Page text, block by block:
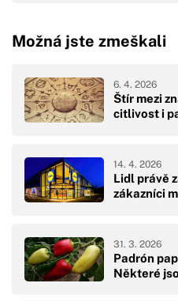
Možná jste zmeškali
Štír mezi
citlivost i
6. 4. 2026
Lidl právě
zákazníci
14. 4. 2026
Padrón
Některé
31. 3. 2026